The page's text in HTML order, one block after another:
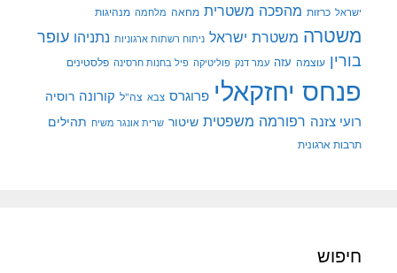
ישראל כרזות מהפכה משטרית מחאה מלחמה מנהיגות
משטרה משטרת ישראל ניתוח רשתות ארגוניות נתניהו עופר
בורין עוצמה עזה עמר דנק פוליטיקה פיל בחנות חרסינה פלסטינים
פנחס יחזקאלי פרוגרס צבא צה"ל קורונה רוסיה
רועי צזנה רפורמה משפטית שיטור שרית אונגר משיח תהילים
תרבות ארגונית
חיפוש